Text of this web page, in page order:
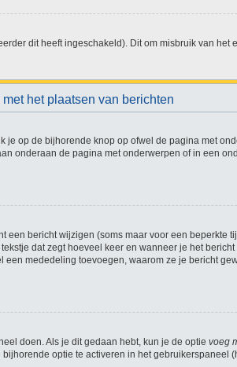
dit heeft ingeschakeld). Dit om misbruik van het
het plaatsen van berichten
op de bijhorende knop op ofwel de pagina met
onderaan de pagina met onderwerpen of in een
bericht wijzigen (soms maar voor een beperkte
dat zegt hoeveel keer en wanneer je het
mededeling toevoegen, waarom ze je bericht
doen. Als je dit gedaan hebt, kun je de optie voeg
optie te activeren in het gebruikerspaneel